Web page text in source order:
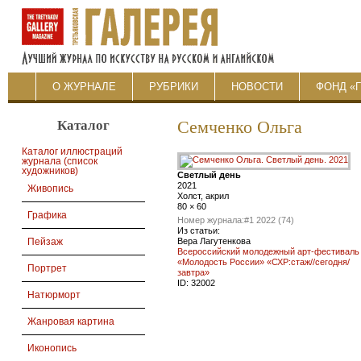
О ЖУРНАЛЕ РУБРИКИ НОВОСТИ ФОНД
Каталог
Каталог иллюстраций
журнала (список
художников)
Живопись
Графика
Пейзаж
Портрет
Натюрморт
Жанровая картина
Иконопись
Семченко Ольга
Светлый день
2021
Холст, акрил
80 × 60
Номер журнала:#1 2022 (74)
Из статьи:
Вера Лагутенкова
Всероссийский молодежный арт-фестиваль
«Молодость России» «СХР:стаж//сегодня/
завтра»
ID: 32002